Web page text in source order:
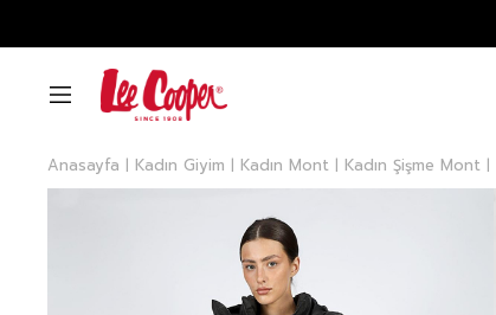
Anasayfa Kadın Giyim Kadın Mont Kadın Şişme Mont